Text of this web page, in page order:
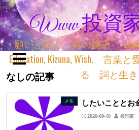
Www.投資
願いと紡ぐ 君の物語 ＊ Love,
Education, Kizuna, Wish. 言葉
る 詞と生き
なしの記事
メモ したいこととお
2020-09-10 投詞家